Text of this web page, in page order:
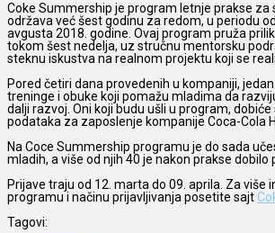
Coke Summership je program letnje prakse za
održava već šest godinu za redom, u periodu
avgusta 2018. godine. Ovaj program pruža
tokom šest nedelja, uz stručnu mentorsku
steknu iskustva na realnom projektu koji se
Pored četiri dana provedenih u kompaniji,
treninge i obuke koji pomažu mladima da
dalji razvoj. Oni koji budu ušli u program,
podataka za zaposlenje kompanije Coca-Cola
Na Coce Summership programu je do sada
mladih, a više od njih 40 je nakon prakse dobilo
Prijave traju od 12. marta do 09. aprila. Za više
programu i načinu prijavljivanja posetite sajt
Tagovi: